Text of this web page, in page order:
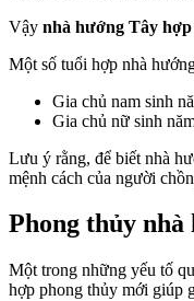
Vậy nhà hướng Tây
Một số tuổi hợp nhà
Gia chủ nam sinh
Gia chủ nữ sinh
Lưu ý rằng, để biết nhà
mệnh cách của người
Phong thủy
Một trong những yếu tố
hợp phong thủy mới giúp